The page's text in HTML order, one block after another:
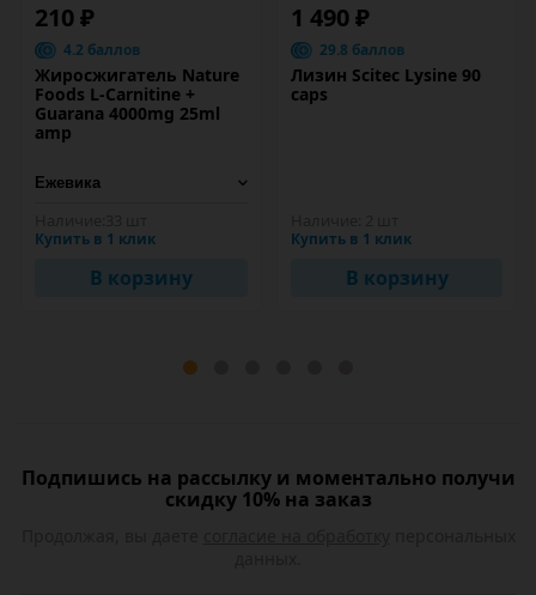
210 ₽
4.2 баллов
Жиросжигатель Nature
Foods L-Carnitine +
Guarana 4000mg 25ml
amp
Купить в 1 клик
В корзину
1 490 ₽
29.8 баллов
Лизин Scitec Lysine 90
caps
Купить в 1 клик
В корзину
Подпишись на рассылку и моментально получи
скидку 10% на заказ